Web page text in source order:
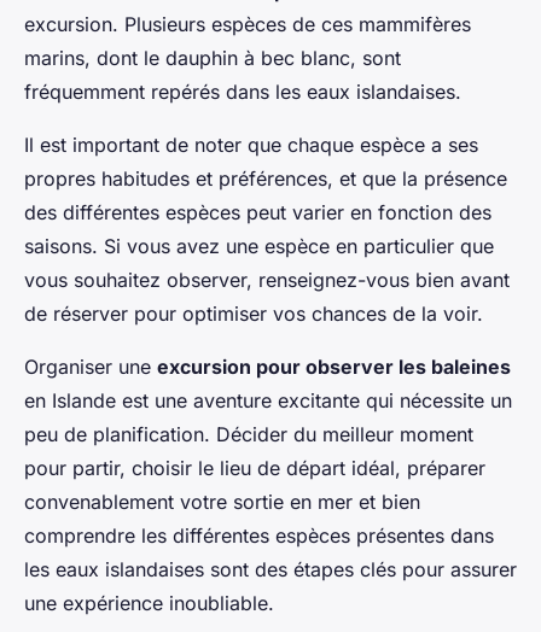
excursion. Plusieurs espèces de ces mammifères
marins, dont le dauphin à bec blanc, sont
fréquemment repérés dans les eaux islandaises.
Il est important de noter que chaque espèce a ses
propres habitudes et préférences, et que la présence
des différentes espèces peut varier en fonction des
saisons. Si vous avez une espèce en particulier que
vous souhaitez observer, renseignez-vous bien avant
de réserver pour optimiser vos chances de la voir.
Organiser une excursion pour observer les baleines
en Islande est une aventure excitante qui nécessite un
peu de planification. Décider du meilleur moment
pour partir, choisir le lieu de départ idéal, préparer
convenablement votre sortie en mer et bien
comprendre les différentes espèces présentes dans
les eaux islandaises sont des étapes clés pour assurer
une expérience inoubliable.